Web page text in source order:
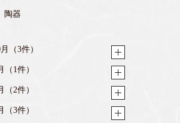
陶器
（3件）
（1件）
（2件）
（3件）